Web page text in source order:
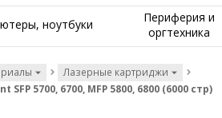
ноутбуки
Периферия и
оргтехника
Лазерные картриджи
5700, 6700, MFP 5800, 6800 (6000 стр)